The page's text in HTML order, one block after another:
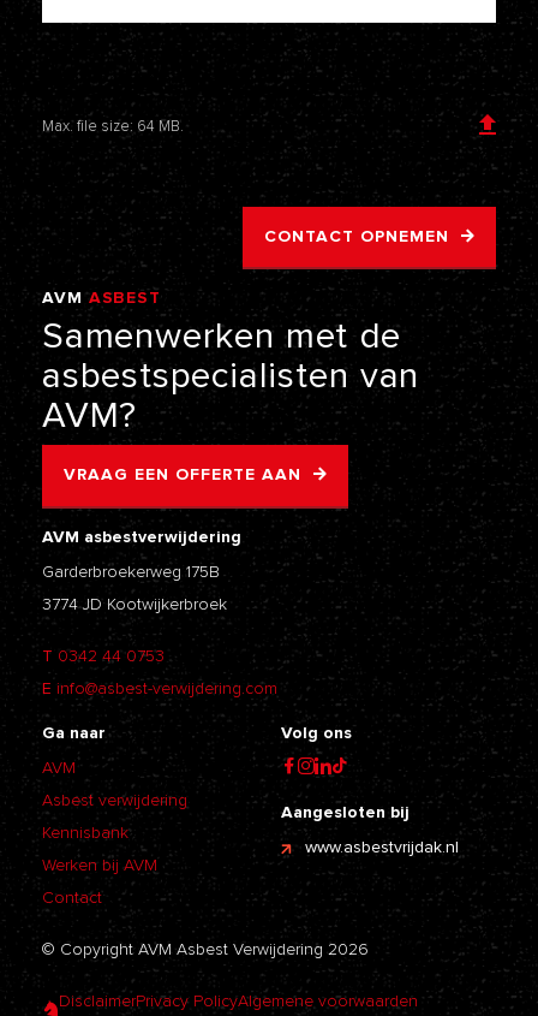
Voeg een bijlage toe
Max. file size: 64 MB.
CONTACT OPNEMEN
AVM ASBEST
VERWIJDERING
Samenwerken met de
asbestspecialisten van
AVM?
VRAAG EEN OFFERTE AAN
AVM asbestverwijdering
Garderbroekerweg 175B
3774 JD Kootwijkerbroek
T 0342 44 0753
E info@asbest-verwijdering.com
Ga naar
AVM
Asbest verwijdering
Kennisbank
Werken bij AVM
Contact
Volg ons
Aangesloten bij
www.asbestvrijdak.nl
© Copyright AVM Asbest Verwijdering 2026
DisclaimerPrivacy PolicyAlgemene voorwaarden